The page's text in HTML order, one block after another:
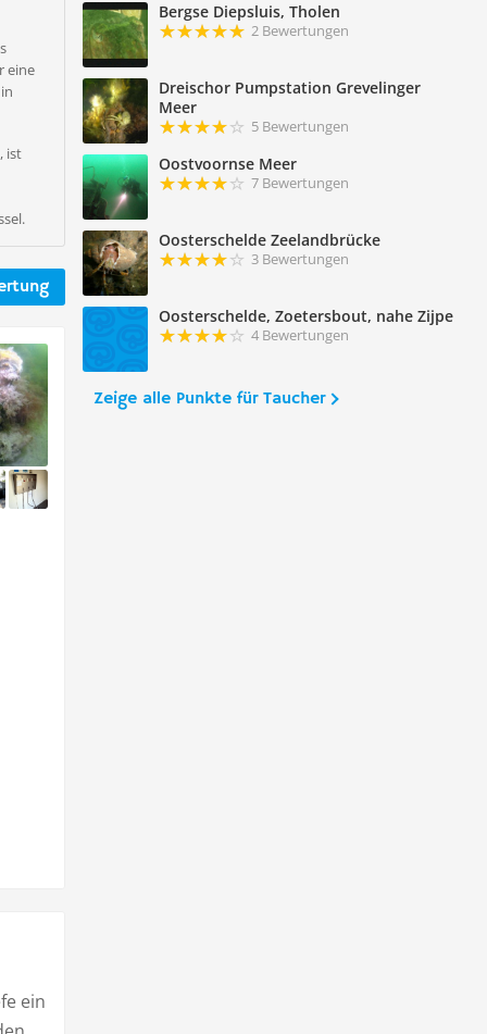
Bergse Diepsluis, Tholen
2 Bewertungen
Dreischor Pumpstation Grevelinger
Meer
5 Bewertungen
Oostvoornse Meer
7 Bewertungen
Oosterschelde Zeelandbrücke
3 Bewertungen
Oosterschelde, Zoetersbout, nahe Zijpe
4 Bewertungen
Zeige alle Punkte für Taucher
eine
ist
ein